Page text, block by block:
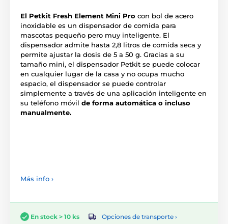
El Petkit Fresh Element Mini Pro con bol de acero
inoxidable es un dispensador de comida para
mascotas pequeño pero muy inteligente. El
dispensador admite hasta 2,8 litros de comida seca y
permite ajustar la dosis de 5 a 50 g. Gracias a su
tamaño mini, el dispensador Petkit se puede colocar
en cualquier lugar de la casa y no ocupa mucho
espacio, el dispensador se puede controlar
simplemente a través de una aplicación inteligente en
su teléfono móvil de forma automática o incluso
manualmente.
Más info ›
En stock > 10 ks
Opciones de transporte ›